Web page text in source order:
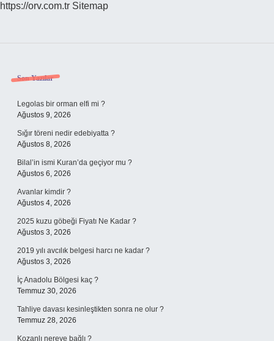
https://orv.com.tr Sitemap
Sidebar
Son Yazılar
Legolas bir orman elfi mi ?
Ağustos 9, 2026
Sığır töreni nedir edebiyatta ?
Ağustos 8, 2026
Bilal’in ismi Kuran’da geçiyor mu ?
Ağustos 6, 2026
Avanlar kimdir ?
Ağustos 4, 2026
2025 kuzu göbeği Fiyatı Ne Kadar ?
Ağustos 3, 2026
2019 yılı avcılık belgesi harcı ne kadar ?
Ağustos 3, 2026
İç Anadolu Bölgesi kaç ?
Temmuz 30, 2026
Tahliye davası kesinleştikten sonra ne olur ?
Temmuz 28, 2026
Kozanlı nereye bağlı ?